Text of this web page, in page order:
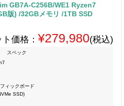
GB7A-C256B/WE1 Ryzen7
版) /32GBメモリ /1TB SSD
価格： ¥279,980(税込)
スペック
ィックボード
SSD)